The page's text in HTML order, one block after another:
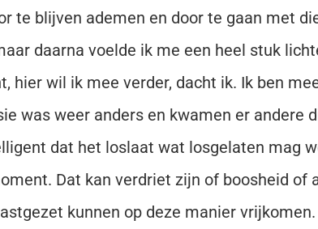
te blijven ademen en door te gaan met
daarna voelde ik me een heel stuk
hier wil ik mee verder, dacht ik. Ik ben
was weer anders en kwamen er andere
dat het loslaat wat losgelaten mag
Dat kan verdriet zijn of boosheid of
kunnen op deze manier vrijkomen.